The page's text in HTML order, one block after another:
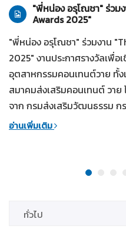
"พี่หน่อง อรุโณชา" ร่วม
Awards 2025"
"พี่หน่อง อรุโณชา" ร่วมงาน
2025" งานประกาศรางวัลเพื่
อุตสาหกรรมคอนเทนต์วาย ทั้ง
สมาคมส่งเสริมคอนเทนต์ วา
จาก กรมส่งเสริมวัฒนธรรม ก
อ่านเพิ่มเติม